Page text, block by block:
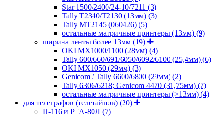
Star 1500/2400/24-10/7211 (3)
Tally T2340/T2130 (13мм) (3)
Tally MT2145 (060426) (5)
остальные матричные принтеры (13мм) (9)
ширина ленты более 13мм (19)
OKI MX1000/1100 (28мм) (4)
Tally 600/660/691/6050/6092/6100 (25,4мм) (6)
OKI MX1050 (29мм) (3)
Genicom / Tally 6600/6800 (29мм) (2)
Tally 6306/6218; Genicom 4470 (31,75мм) (7)
остальные матричные принтеры (>13мм) (4)
для телеграфов (телетайпов) (20)
П-116 и РТА-80Л (7)